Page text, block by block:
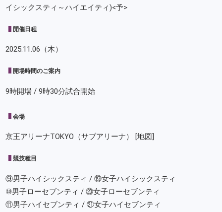
イシックスティ～ハイエイティ)<予>
開催日程
2025.11.06（木）
開場時間のご案内
9時開場 / 9時30分試合開始
会場
京王アリーナTOKYO（サブアリーナ） [地図]
競技種目
⑨男子ハイシックスティ / ⑲女子ハイシックスティ
⑩男子ローセブンティ / ⑳女子ローセブンティ
⑪男子ハイセブンティ / ㉑女子ハイセブンティ